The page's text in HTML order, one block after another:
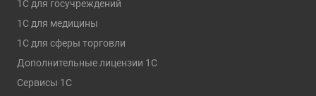
1С для госучреждений
1С для медицины
1С для сферы торговли
Дополнительные лицензии 1С
Сервисы 1С